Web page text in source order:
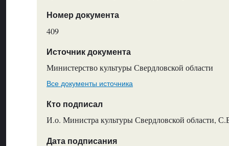
Номер документа
409
Источник документа
Министерство культуры Свердловской области
Все документы источника
Кто подписал
И.о. Министра культуры Свердловской области,
Дата подписания